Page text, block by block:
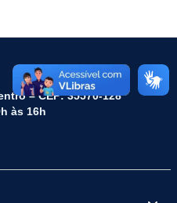
– CEP: 35570-128
às 16h